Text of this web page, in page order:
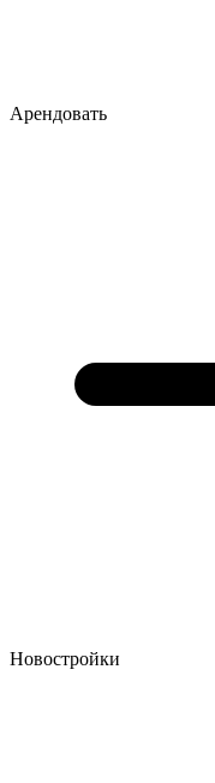
Арендовать
Новостройки